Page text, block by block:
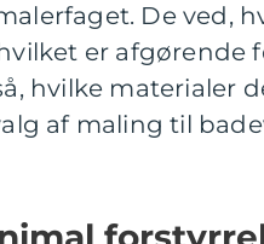
De ved,
er afgørende
hvilke materialer
af maling til